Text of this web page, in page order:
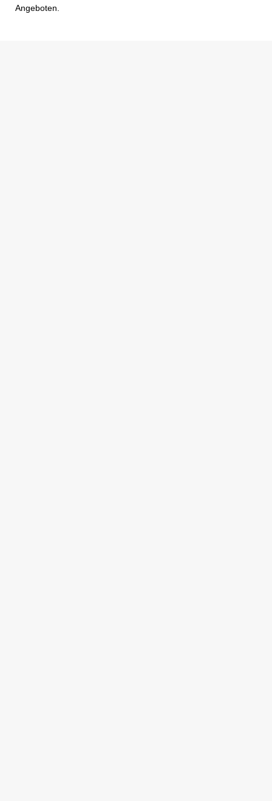
Angeboten.